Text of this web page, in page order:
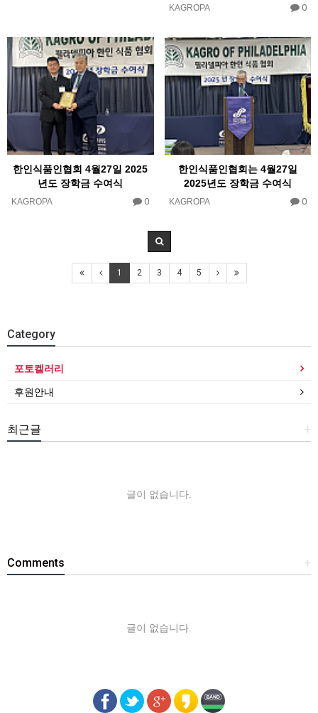
KAGROPA 0
한인식품인협회 4월27일 2025
년도 장학금 수여식
KAGROPA 0
한인식품인협회는 4월27일
2025년도 장학금 수여식
KAGROPA 0
1 2 3 4 5
Category
포토켈러리
후원안내
+
최근글
글이 없습니다.
+
Comments
글이 없습니다.